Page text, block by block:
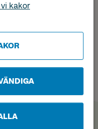
kakor